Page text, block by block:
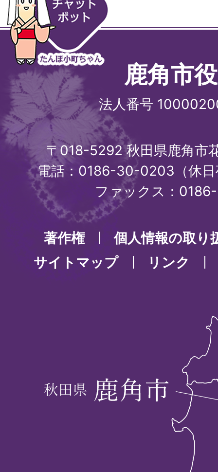
鹿角市
法人番号
〒018-5292 秋田県鹿角市
電話：0186-30-0203（休
ファックス：
著作権
個人情報の取り
サイトマップ
リンク